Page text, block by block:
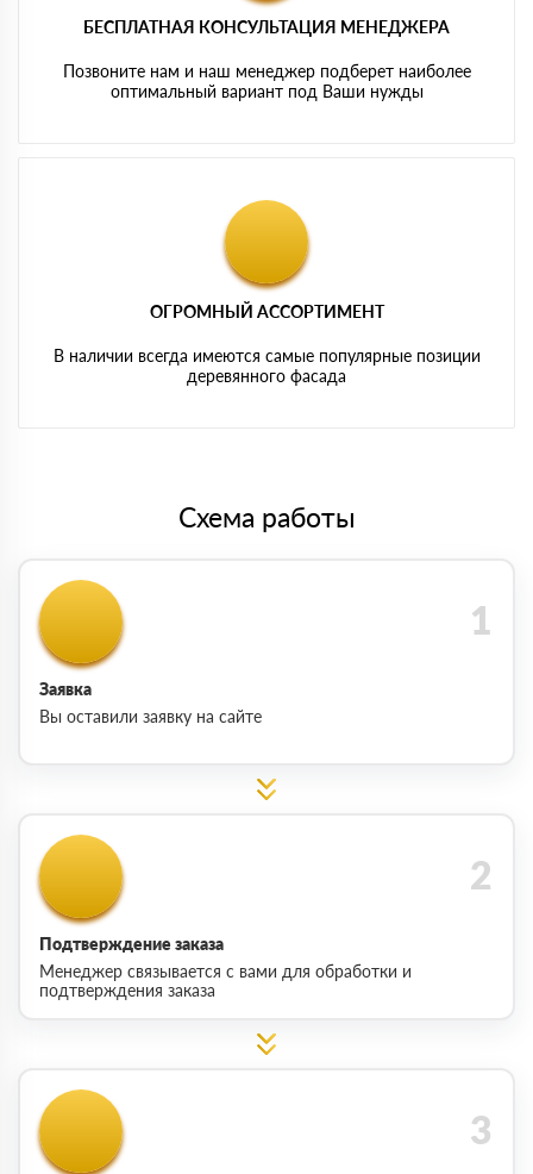
БЕСПЛАТНАЯ КОНСУЛЬТАЦИЯ МЕНЕДЖЕРА
Позвоните нам и наш менеджер подберет наиболее
оптимальный вариант под Ваши нужды
ОГРОМНЫЙ АССОРТИМЕНТ
В наличии всегда имеются самые популярные позиции
деревянного фасада
Схема работы
Заявка
Вы оставили заявку на сайте
Подтверждение заказа
Менеджер связывается с вами для обработки и
подтверждения заказа